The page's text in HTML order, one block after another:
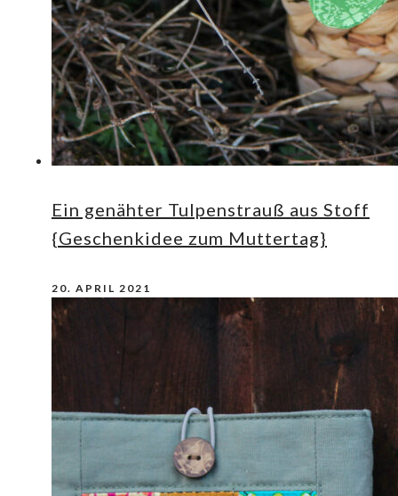
Ein genähter Tulpenstrauß aus Stoff
{Geschenkidee zum Muttertag}
20. APRIL 2021